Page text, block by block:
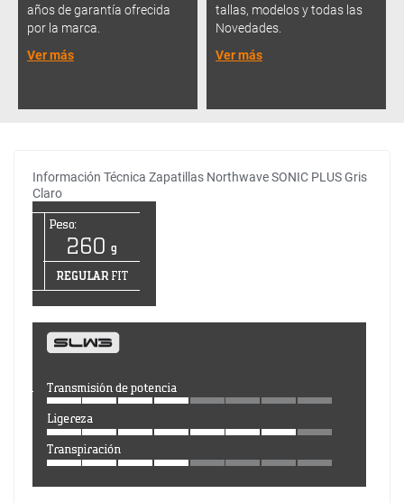
años de garantía ofrecida
por la marca.
Ver más
tallas, modelos y todas las
Novedades.
Ver más
Información Técnica Zapatillas Northwave SONIC PLUS Gris
Claro